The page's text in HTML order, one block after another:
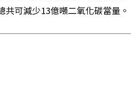
可減少13億噸二氧化碳當量。